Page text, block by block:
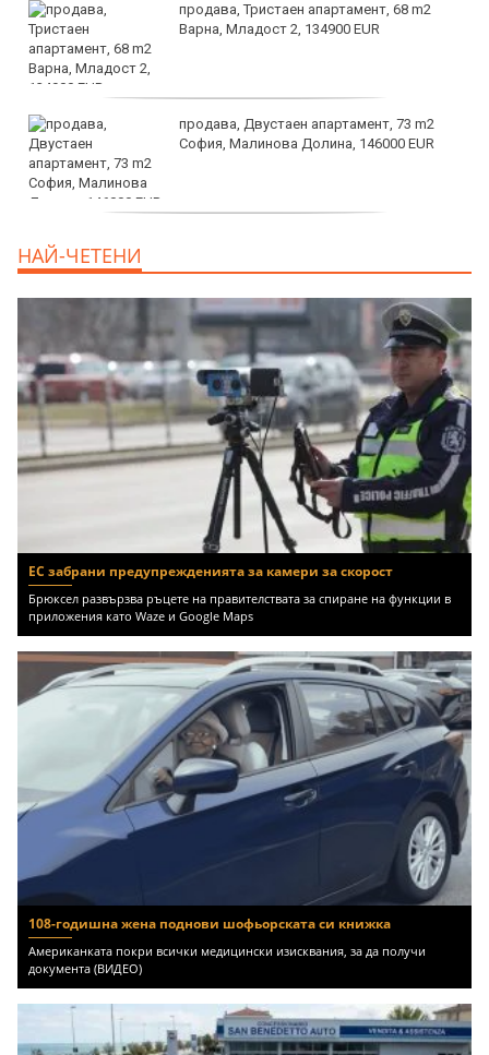
продава, Тристаен апартамент, 68 m2
Варна, Младост 2, 134900 EUR
продава, Двустаен апартамент, 73 m2
София, Малинова Долина, 146000 EUR
НАЙ-ЧЕТЕНИ
ЕС забрани предупрежденията за камери за скорост
Брюксел развързва ръцете на правителствата за спиране на функции в
приложения като Waze и Google Maps
108-годишна жена поднови шофьорската си книжка
Американката покри всички медицински изисквания, за да получи
документа (ВИДЕО)